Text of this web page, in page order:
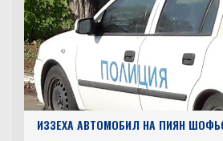
ИЗЗЕХА АВТОМОБИЛ НА ПИЯН